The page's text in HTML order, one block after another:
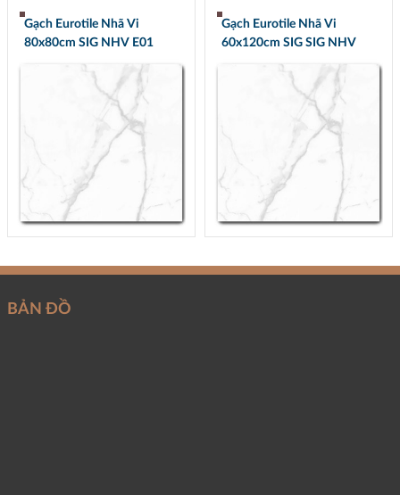
Gạch Eurotile Nhã Vi
80x80cm SIG NHV E01
Gạch Eurotile Nhã Vi
60x120cm SIG SIG NHV
BẢN ĐỒ